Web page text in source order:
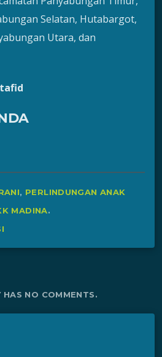
Selatan, Hutabargot,
Utara, dan
, PERLINDUNGAN ANAK
MADINA.
HAS NO COMMENTS.